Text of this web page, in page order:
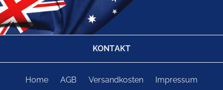
KONTAKT
Home AGB Versandkosten Impressum